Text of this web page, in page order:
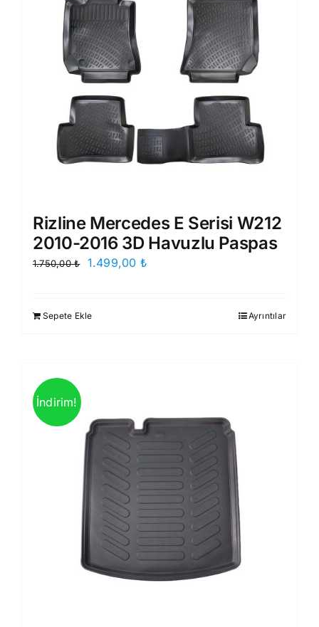
Rizline Mercedes E Serisi W212
2010-2016 3D Havuzlu Paspas
1.750,00₺
Orijinal
1.499,00 ₺
Sepete Ekle Ayrıntılar
İndirim!